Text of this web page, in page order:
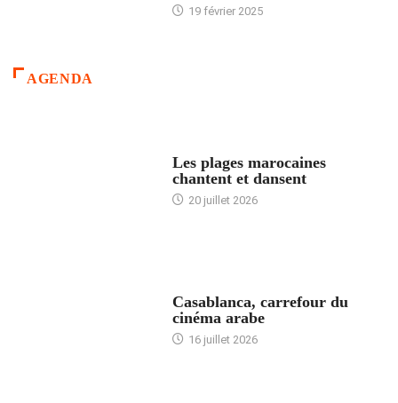
19 février 2025
AGENDA
Les plages marocaines
chantent et dansent
20 juillet 2026
Casablanca, carrefour du
cinéma arabe
16 juillet 2026